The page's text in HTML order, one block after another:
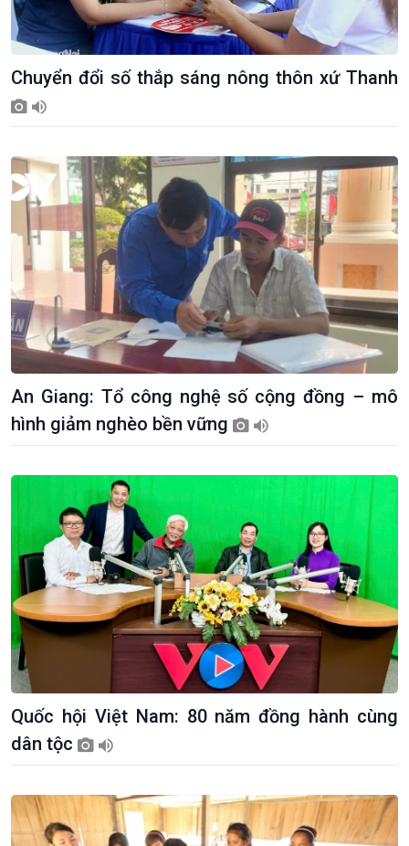
Giới thiệu
Thời sự 6h
Thời sự 18h
Thời sự 21h30
Bản tin
Chuyên mục
Theo dòng Thời sự
Chuyển đổi số thắp sáng nông thôn xứ Thanh
An Giang: Tổ công nghệ số cộng đồng – mô
hình giảm nghèo bền vững
Quốc hội Việt Nam: 80 năm đồng hành cùng
dân tộc